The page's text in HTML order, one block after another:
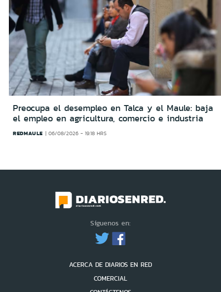
Preocupa el desempleo en Talca y el Maule: baja
el empleo en agricultura, comercio e industria
REDMAULE 06/08/2026 - 19:18 HRS
Síguenos en:
ACERCA DE DIARIOS EN RED
COMERCIAL